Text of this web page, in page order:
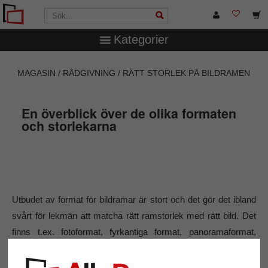
Kategorier
MAGASIN RÅDGIVNING RÄTT STORLEK PÅ BILDRAMEN
En överblick över de olika formaten
och storlekarna
Utbudet av format för bildramar är stort och det gör det ibland
svårt för lekmän att matcha rätt ramstorlek med rätt bild. Det
finns t.ex. fotoformat, fyrkantiga format, panoramaformat,
4:3, 5:4 eller 16:9. (läs mer om